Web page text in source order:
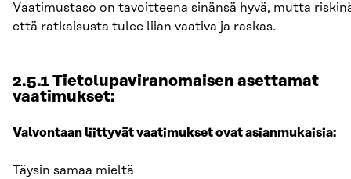
Vaatimustaso on tavoitteena sinänsä hyvä, mutta
että ratkaisusta tulee liian vaativa ja raskas.
2.5.1 Tietolupaviranomaisen asettamat
vaatimukset:
Valvontaan liittyvät vaatimukset ovat asianmukaisia:
Täysin samaa mieltä